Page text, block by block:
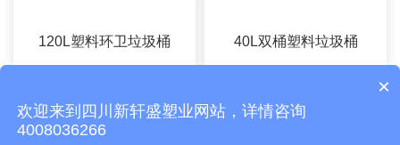
120L塑料环卫垃圾桶 40L双桶塑料垃圾桶
CopyRight © 2026 四川新轩盛塑业有限公司 版权所有
19011319号-4 网站地图
×
欢迎来到四川新轩盛塑业网站，详情咨询
4008036266